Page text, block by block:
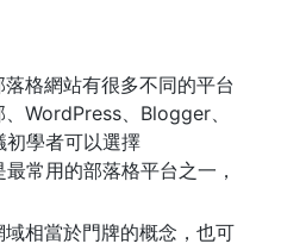
落格網站有很多不同的平台
WordPress、Blogger、
學者可以選擇
常用的部落格平台之一，
域相當於門牌的概念，也可